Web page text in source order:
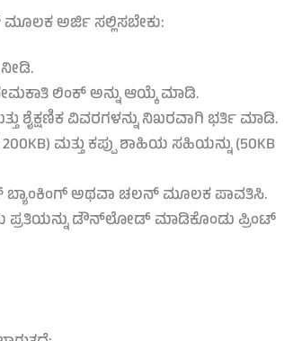
ಅರ್ಜಿ ಸಲ್ಲಿಸಬೇಕು:
ಲಿಂಕ್ ಅನ್ನು ಆಯ್ಕೆ ಮಾಡಿ.
ಶೈಕ್ಷಣಿಕ ವಿವರಗಳನ್ನು ನಿಖರವಾಗಿ ಭರ್ತಿ ಮಾಡಿ.
ಮತ್ತು ಕಪ್ಪು ಶಾಹಿಯ ಸಹಿಯನ್ನು (50KB
ಬ್ಯಾಂಕಿಂಗ್ ಅಥವಾ ಚಲನ್ ಮೂಲಕ ಪಾವತಿಸಿ.
ಪ್ರತಿಯನ್ನು ಡೌನ್‌ಲೋಡ್ ಮಾಡಿಕೊಂಡು ಪ್ರಿಂಟ್